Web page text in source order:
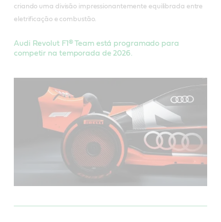
criando uma divisão impressionantemente equilibrada entre
eletrificação e combustão.
Audi Revolut F1® Team está programado para
competir na temporada de 2026.